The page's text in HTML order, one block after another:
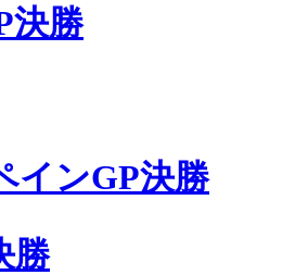
決勝
インGP決勝
勝